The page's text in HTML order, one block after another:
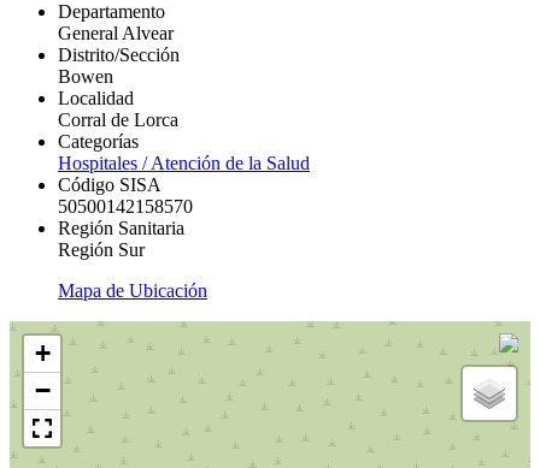
Departamento
General Alvear
Distrito/Sección
Bowen
Localidad
Corral de Lorca
Categorías
Hospitales / Atención de la Salud
Código SISA
50500142158570
Región Sanitaria
Región Sur
Mapa de Ubicación
+
−